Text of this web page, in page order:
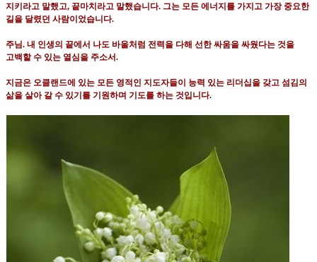
지키라고 말했고, 끝마치라고 말했습니다. 그는 모든 에너지를 가지고 가장 중요한
길을 달렸던 사람이었습니다.
주님. 내 인생의 끝에서 나도 바울처럼 전력을 다해 선한 싸움을 싸웠다는 것을
고백할 수 있는 열심을 주소서.
지금은 오클랜드에 있는 모든 영적인 지도자들이 능력 있는 리더십을 갖고 섬김의
삶을 살아 갈 수 있기를 기원하며 기도를 하는 것입니다.